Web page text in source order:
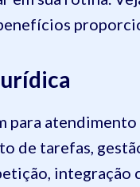
para
de tarefas,
integração